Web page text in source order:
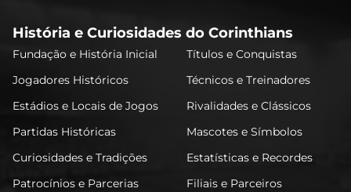
História e Curiosidades do Corinthians
Fundação e História Inicial
Títulos e Conquistas
Jogadores Históricos
Técnicos e Treinadores
Estádios e Locais de Jogos
Rivalidades e Clássicos
Partidas Históricas
Mascotes e Símbolos
Curiosidades e Tradições
Estatísticas e Recordes
Patrocínios e Parcerias
Filiais e Parceiros